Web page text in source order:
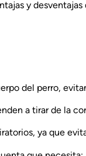
y
del perro,
a tirar de la
ya que